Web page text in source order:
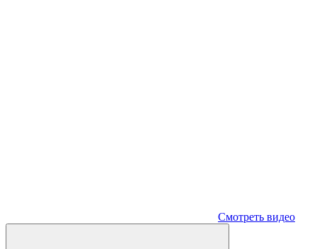
Смотреть видео